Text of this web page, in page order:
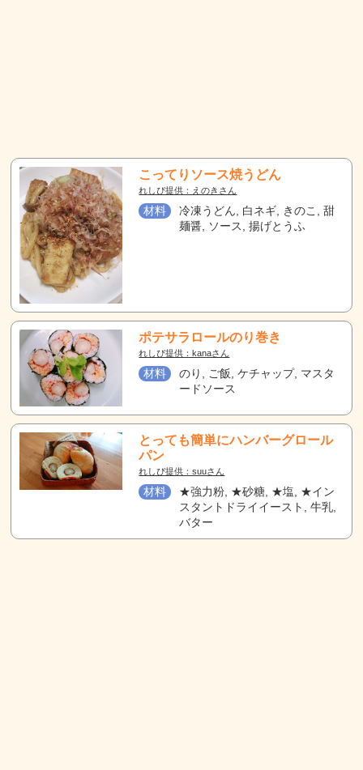
こってりソース焼うどん
れしぴ提供：えのきさん
材料
冷凍うどん, 白ネギ, きのこ, 甜
麺醤, ソース, 揚げとうふ
ポテサラロールのり巻き
れしぴ提供：kanaさん
材料
のり, ご飯, ケチャップ, マスタ
ードソース
とっても簡単にハンバーグロール
パン
れしぴ提供：suuさん
材料
★強力粉, ★砂糖, ★塩, ★イン
スタントドライイースト, 牛乳,
バター